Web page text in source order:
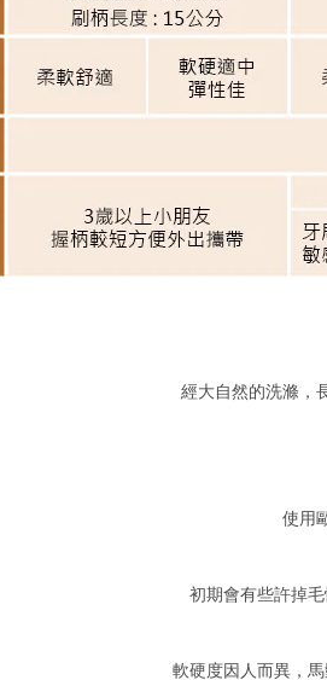
經大自然的洗滌，
使用
初期會有些許掉
軟硬度因人而異，